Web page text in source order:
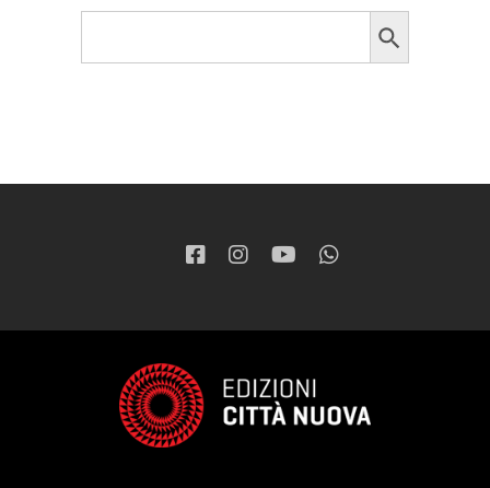
Search Button